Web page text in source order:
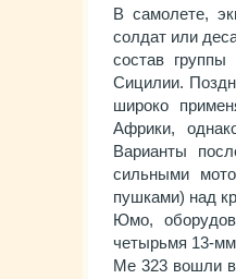
В самолете,
солдат или
состав группы
Сицилии.
широко
Африки,
Варианты
сильными
пушками) над
Юмо,
четырьмя 13-мм
Me 323 вошли